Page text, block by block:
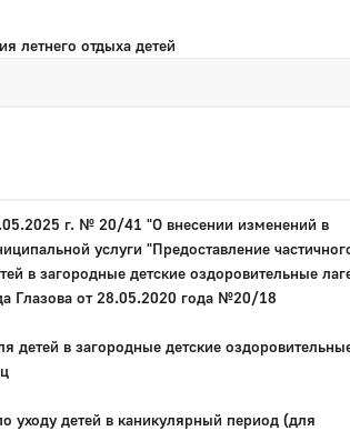
летнего отдыха детей
г. № 20/41 "О внесении изменений в
услуги "Предоставление
в загородные детские оздоровительные
Глазова от 28.05.2020 года №20/18
в загородные детские
детей в каникулярный период (для